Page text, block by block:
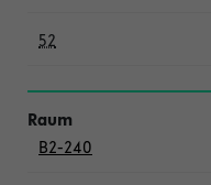
52
B2-240